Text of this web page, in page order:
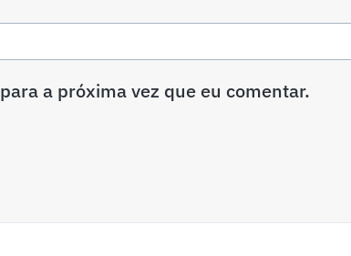
a próxima vez que eu comentar.